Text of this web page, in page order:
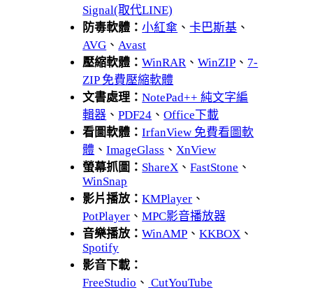
Signal(取代LINE)
防毒軟體：小紅傘 、卡巴斯基 、
AVG 、 Avast
壓縮軟體：WinRAR 、WinZIP 、 7-
ZIP 免費壓縮軟體
文書處理：NotePad++ 純文字編
輯器 、PDF24 、Office下載
看圖軟體：IrfanView 免費看圖軟
體 、ImageGlass 、 XnView
螢幕抓圖： ShareX 、FastStone 、
WinSnap
影片播放：KMPlayer 、
PotPlayer 、MPC影音播放器
音樂播放：WinAMP 、KKBOX 、
Spotify
影音下載：
FreeStudio 、 CutYouTube